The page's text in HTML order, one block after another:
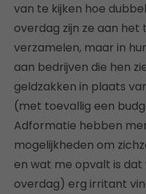
van te kijken hoe
overdag zijn ze aan
verzamelen, maar in
aan bedrijven die hen
geldzakken in plaats
(met toevallig een
Adformatie hebben
mogelijkheden om
en wat me opvalt is
overdag) erg irritant